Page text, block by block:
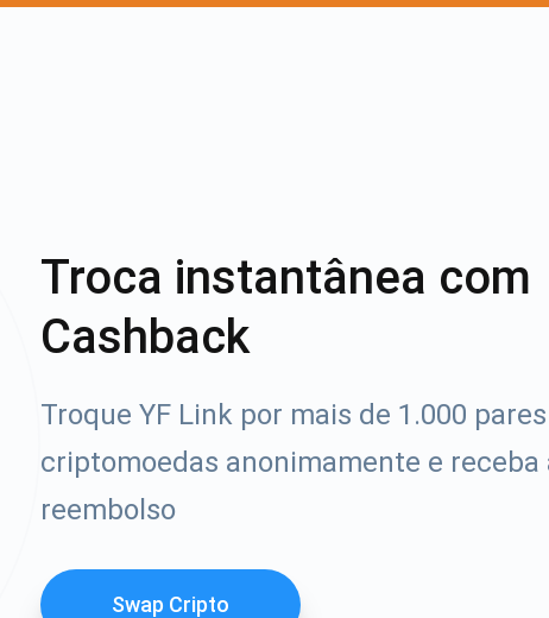
Troca instantânea com
Cashback
Troque YF Link por mais de 1.000
criptomoedas anonimamente e receba
reembolso
Swap Cripto